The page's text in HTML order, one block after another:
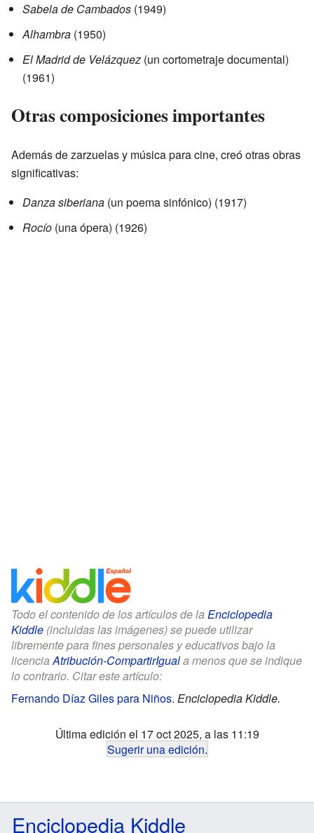
Sabela de Cambados (1949)
Alhambra (1950)
El Madrid de Velázquez (un cortometraje documental)
(1961)
Otras composiciones importantes
Además de zarzuelas y música para cine, creó otras obras
significativas:
Danza siberiana (un poema sinfónico) (1917)
Rocío (una ópera) (1926)
Todo el contenido de los artículos de la Enciclopedia
Kiddle (incluidas las imágenes) se puede utilizar
libremente para fines personales y educativos bajo la
licenciaAtribución-CompartirIguala menos que se indique
lo contrario. Citar este artículo:
Fernando Díaz Giles para Niños. Enciclopedia Kiddle.
Última edición el 17 oct 2025, a las 11:19
Sugerir una edición.
Enciclopedia Kiddle